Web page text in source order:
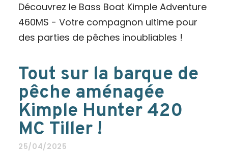
Découvrez le Bass Boat Kimple Adventure
460MS - Votre compagnon ultime pour
des parties de pêches inoubliables !
Tout sur la barque de
pêche aménagée
Kimple Hunter 420
MC Tiller !
25/04/2025